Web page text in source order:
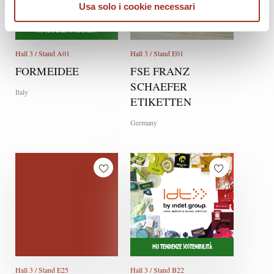
Usa solo i cookie necessari
MU TENDENZE SOSTENIBILITÀ
Hall 3 / Stand A01
FORMEIDEE
Italy
Hall 3 / Stand E01
FSE FRANZ
SCHAEFER
ETIKETTEN
Germany
Hall 3 / Stand E25
MU TENDENZE SOSTENIBILITÀ
Hall 3 / Stand B22